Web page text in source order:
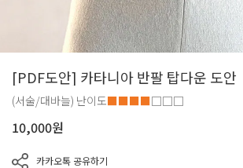
[PDF도안] 카타니아 반팔 탑다운 도안
(서술/대바늘) 난이도■■■■□□□
10,000원
카카오톡 공유하기